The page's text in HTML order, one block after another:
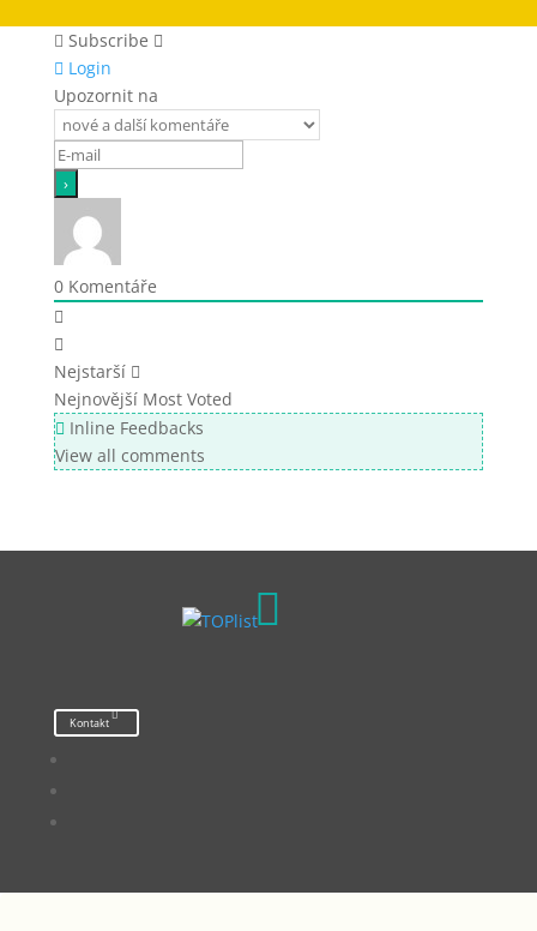
Subscribe
Login
Upozornit na
0Komentáře
Nejstarší
Nejnovější Most Voted
Inline Feedbacks
View all comments

Kontakt